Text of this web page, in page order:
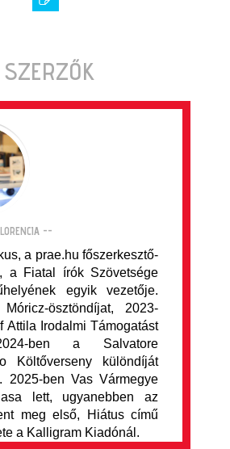
SZERZŐK
--
a prae.hu főszerkesztő-
a Fiatal írók Szövetsége
egyik vezetője.
ösztöndíjat, 2023-
Attila Irodalmi Támogatást
ben a Salvatore
Költőverseny különdíját
2025-ben Vas Vármegye
lett, ugyanebben az
meg első, Hiátus című
a Kalligram Kiadónál.